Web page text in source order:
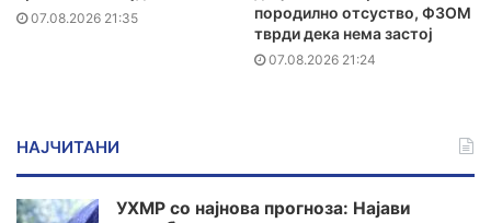
07.08.2026 21:35
породилно отсуство, ФЗОМ
тврди дека нема застој
07.08.2026 21:24
НАЈЧИТАНИ
УХМР со најнова прогноза: Најави